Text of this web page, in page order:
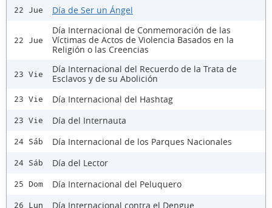
22 Jue Día de Ser un Ángel
22 Jue
Día Internacional de Conmemoración de las
Víctimas de Actos de Violencia Basados en la
Religión o las Creencias
23 Vie
Día Internacional del Recuerdo de la Trata de
Esclavos y de su Abolición
23 Vie Día Internacional del Hashtag
23 Vie Día del Internauta
24 Sáb Día Internacional de los Parques Nacionales
24 Sáb Día del Lector
25 Dom Día Internacional del Peluquero
26 Lun Día Internacional contra el Dengue